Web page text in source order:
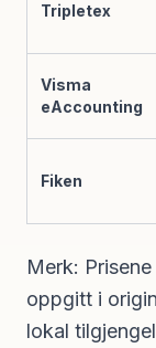
Tripletex
Visma
eAccounting
Fiken
Merk:
oppgitt i
lokal